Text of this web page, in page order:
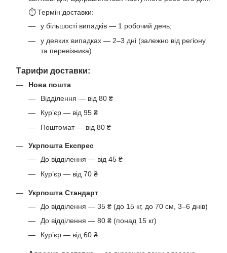
⏱ Термін доставки:
у більшості випадків — 1 робочий день;
у деяких випадках — 2–3 дні (залежно від регіону
та перевізника).
Тарифи доставки:
Нова пошта
Відділення — від 80 ₴
Кур’єр — від 95 ₴
Поштомат — від 80 ₴
Укрпошта Експрес
До відділення — від 45 ₴
Кур’єр — від 70 ₴
Укрпошта Стандарт
До відділення — 35 ₴ (до 15 кг, до 70 см, 3–6 днів)
До відділення — 80 ₴ (понад 15 кг)
Кур’єр — від 60 ₴